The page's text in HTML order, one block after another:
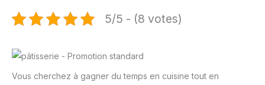
5/5 - (8 votes)
Vous cherchez à gagner du temps en cuisine tout en